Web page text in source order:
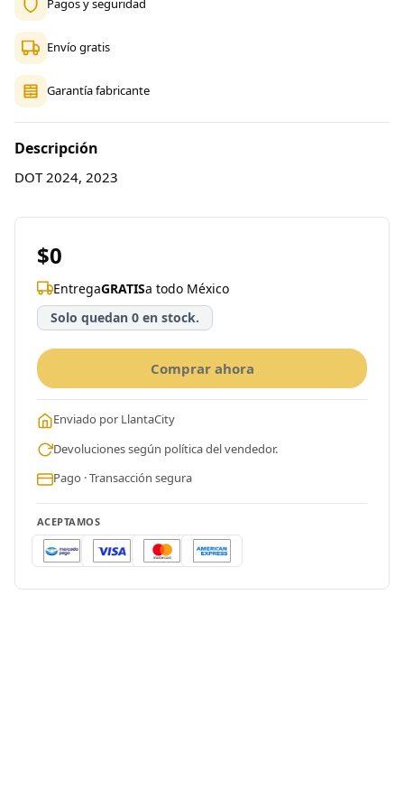
Pagos y seguridad
Envío gratis
Garantía fabricante
Descripción
DOT 2024, 2023
$0
EntregaGRATISa todo México
Solo quedan 0 en stock.
Comprar ahora
Enviado por LlantaCity
Devoluciones según política del vendedor.
Pago · Transacción segura
ACEPTAMOS